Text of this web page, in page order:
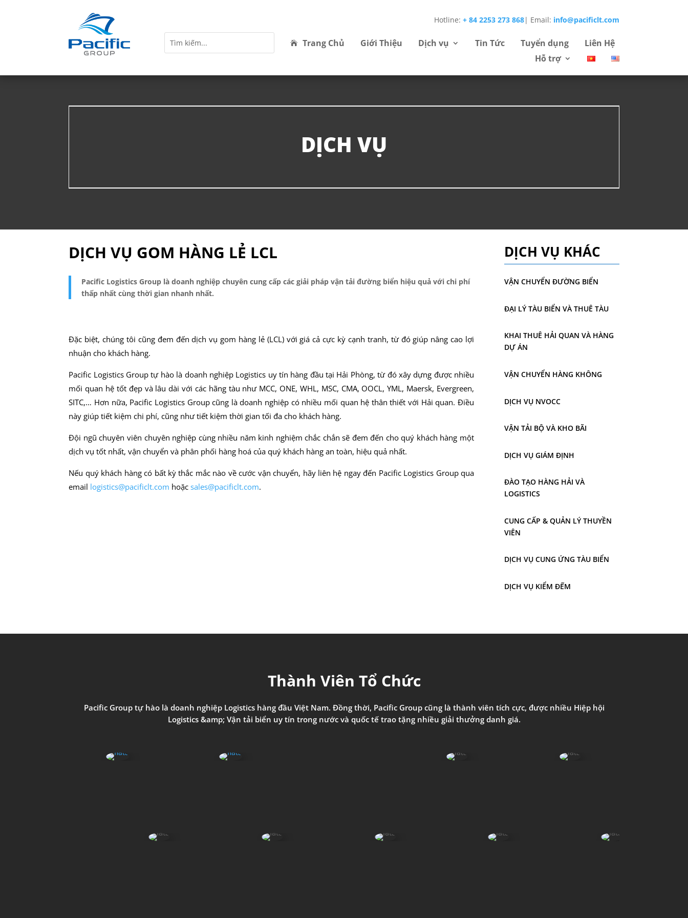
Hotline: + 84 2253 273 868| Email: info@pacificlt.com
Trang Chủ Giới Thiệu Dịch vụ Tin Tức Tuyển dụng
Liên Hệ
Hỗ trợ
DỊCH VỤ
DỊCH VỤ GOM HÀNG LẺ LCL
Pacific Logistics Group là doanh nghiệp chuyên cung cấp các giải pháp vận tải đường biển hiệu quả với chi phí
thấp nhất cùng thời gian nhanh nhất.
Đặc biệt, chúng tôi cũng đem đến dịch vụ gom hàng lẻ (LCL) với giá cả cực kỳ cạnh tranh, từ đó giúp nâng cao lợi
nhuận cho khách hàng.
Pacific Logistics Group tự hào là doanh nghiệp Logistics uy tín hàng đầu tại Hải Phòng, từ đó xây dựng được nhiều
mối quan hệ tốt đẹp và lâu dài với các hãng tàu như MCC, ONE, WHL, MSC, CMA, OOCL, YML, Maersk, Evergreen,
SITC,… Hơn nữa, Pacific Logistics Group cũng là doanh nghiệp có nhiều mối quan hệ thân thiết với Hải quan. Điều
này giúp tiết kiệm chi phí, cũng như tiết kiệm thời gian tối đa cho khách hàng.
Đội ngũ chuyên viên chuyên nghiệp cùng nhiều năm kinh nghiệm chắc chắn sẽ đem đến cho quý khách hàng một
dịch vụ tốt nhất, vận chuyển và phân phối hàng hoá của quý khách hàng an toàn, hiệu quả nhất.
Nếu quý khách hàng có bất kỳ thắc mắc nào về cước vận chuyển, hãy liên hệ ngay đến Pacific Logistics Group qua
email logistics@pacificlt.com hoặcsales@pacificlt.com.
DỊCH VỤ KHÁC
VẬN CHUYỂN ĐƯỜNG BIỂN
ĐẠI LÝ TÀU BIỂN VÀ THUÊ TÀU
KHAI THUÊ HẢI QUAN VÀ HÀNG
DỰ ÁN
VẬN CHUYỂN HÀNG KHÔNG
DỊCH VỤ NVOCC
VẬN TẢI BỘ VÀ KHO BÃI
DỊCH VỤ GIÁM ĐỊNH
ĐÀO TẠO HÀNG HẢI VÀ
LOGISTICS
CUNG CẤP & QUẢN LÝ THUYỀN
VIÊN
DỊCH VỤ CUNG ỨNG TÀU BIỂN
DỊCH VỤ KIỂM ĐẾM
Thành Viên Tổ Chức
Pacific Group tự hào là doanh nghiệpLogistics hàng đầu Việt Nam. Đồng thời, Pacific Group cũng là thành viên tích cực, được nhiều Hiệp hội
Logistics &amp; Vận tải biển uy tín trong nước và quốc tế trao tặng nhiều giải thưởng danh giá.